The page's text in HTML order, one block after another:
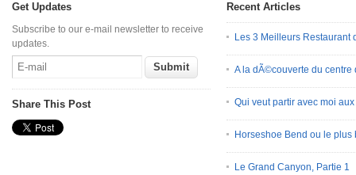
Get Updates
Subscribe to our e-mail newsletter to receive
updates.
Share This Post
Recent Articles
Les 3 Meilleurs Restaurant
A la dÃ©couverte du centre
Qui veut partir avec moi
Horseshoe Bend ou le plus
Le Grand Canyon, Partie 1